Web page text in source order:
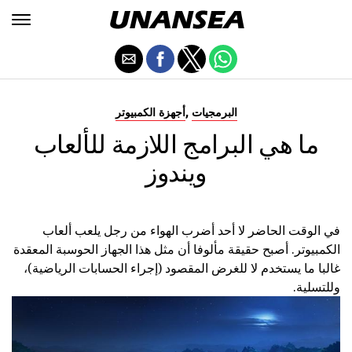
أجهزة الكمبيوتر , البرمجيات
ما هي البرامج اللازمة للألعاب
ويندوز
في الوقت الحاضر لا أحد أضرب الهواء من رجل يلعب ألعاب
الكمبيوتر. أصبح حقيقة مألوفا أن مثل هذا الجهاز الحوسبة المعقدة
غالبا ما يستخدم لا للغرض المقصود (إجراء الحسابات الرياضية)،
وللتسلية.